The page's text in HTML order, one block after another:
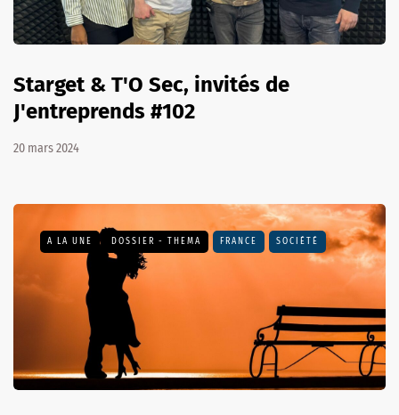
Starget & T'O Sec, invités de
J'entreprends #102
20 mars 2024
A LA UNE DOSSIER - THEMA FRANCE SOCIÉTÉ